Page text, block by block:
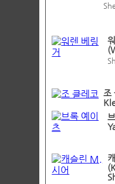
조